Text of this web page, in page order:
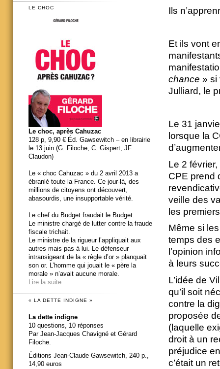
Ils
Et ils vont
chance » si
Julliard, le
Le 31
lorsque la
Le 2
CPE prend
veille des
les
Même si
temps des
l’opinion
à leurs
L’idée de
qu’il soit
contre la
proposée
(laquelle
droit à un
préjudice
c’était un
LE CHOC
Le choc, après Cahuzac
128 p, 9,90 € Éd. Gawsewitch – en librairie
le 13 juin (G. Filoche, C. Gispert, JF
Claudon)
Le « choc Cahuzac » du 2 avril 2013 a
ébranlé toute la France. Ce jour-là, des
millions de citoyens ont découvert,
abasourdis, une insupportable vérité.
Le chef du Budget fraudait le Budget.
Le ministre chargé de lutter contre la fraude
fiscale trichait.
Le ministre de la rigueur l’appliquait aux
autres mais pas à lui. Le défenseur
intransigeant de la « règle d’or » planquait
son or. L’homme qui jouait le « père la
morale » n’avait aucune morale.
Lire la suite
« LA DETTE INDIGNE »
La dette indigne
10 questions, 10 réponses
Par Jean-Jacques Chavigné et Gérard
Filoche.
Éditions Jean-Claude Gawsewitch, 240 p.,
14,90 euros